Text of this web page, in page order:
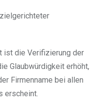
ist die Verifizierung der
Glaubwürdigkeit erhöht,
Firmenname bei allen
erscheint.